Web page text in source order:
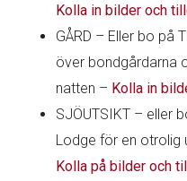
Kolla in bilder och
GÅRD – Eller bo på
över bondgårdarna
natten – Kolla in
SJÖUTSIKT – eller
Lodge för en otrolig
Kolla på bilder och